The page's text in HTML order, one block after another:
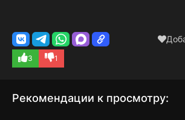
3 1
Рекомендации к просмотру: